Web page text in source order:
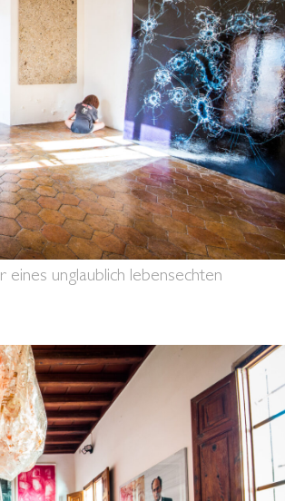
unglaublich lebensechten